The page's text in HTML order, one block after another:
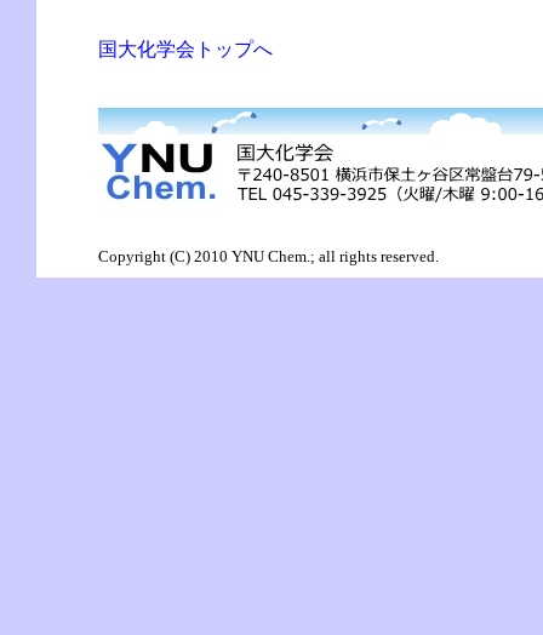
国大化学会トップへ
Copyright (C) 2010 YNU Chem.; all rights reserved.